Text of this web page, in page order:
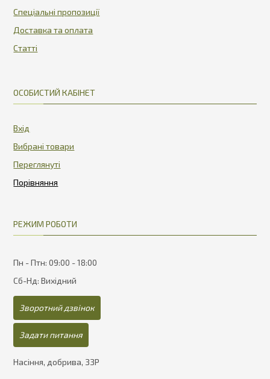
Спеціальні пропозиції
Доставка та оплата
Статті
ОСОБИСТИЙ КАБІНЕТ
Вхід
Вибрані товари
Переглянуті
РЕЖИМ РОБОТИ
Пн - Птн: 09:00 - 18:00
Сб-Нд: Вихідний
Зворотний дзвінок
Задати питання
Насіння, добрива, ЗЗР